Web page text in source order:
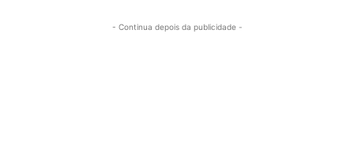
- Continua depois da publicidade -